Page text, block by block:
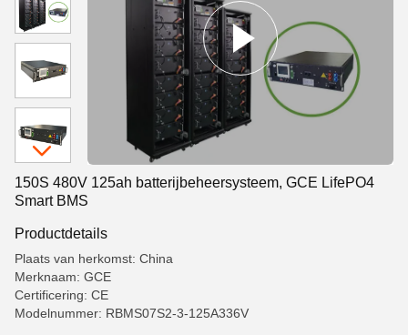
150S 480V 125ah batterijbeheersysteem, GCE LifePO4
Smart BMS
Productdetails
Plaats van herkomst: China
Merknaam: GCE
Certificering: CE
Modelnummer: RBMS07S2-3-125A336V